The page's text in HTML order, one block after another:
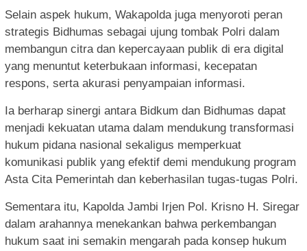
Selain aspek hukum, Wakapolda juga menyoroti peran
strategis Bidhumas sebagai ujung tombak Polri dalam
membangun citra dan kepercayaan publik di era digital
yang menuntut keterbukaan informasi, kecepatan
respons, serta akurasi penyampaian informasi.
Ia berharap sinergi antara Bidkum dan Bidhumas dapat
menjadi kekuatan utama dalam mendukung transformasi
hukum pidana nasional sekaligus memperkuat
komunikasi publik yang efektif demi mendukung program
Asta Cita Pemerintah dan keberhasilan tugas-tugas Polri.
Sementara itu, Kapolda Jambi Irjen Pol. Krisno H. Siregar
dalam arahannya menekankan bahwa perkembangan
hukum saat ini semakin mengarah pada konsep hukum